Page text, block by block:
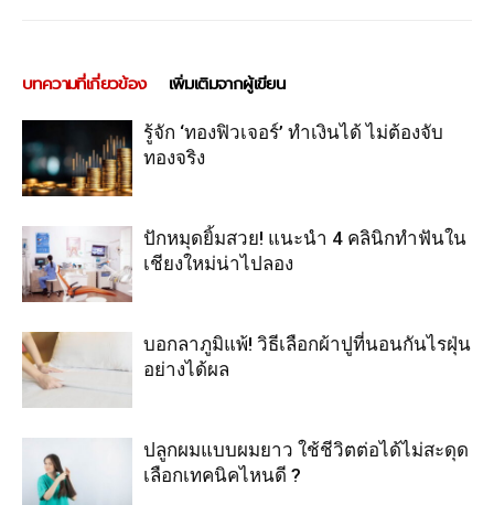
บทความที่เกี่ยวข้อง เพิ่มเติมจากผู้เขียน
รู้จัก ‘ทองฟิวเจอร์’ ทำเงินได้ ไม่ต้องจับ
ทองจริง
ปักหมุดยิ้มสวย! แนะนำ 4 คลินิกทำฟันใน
เชียงใหม่น่าไปลอง
บอกลาภูมิแพ้! วิธีเลือกผ้าปูที่นอนกันไรฝุ่น
อย่างได้ผล
ปลูกผมแบบผมยาว ใช้ชีวิตต่อได้ไม่สะดุด
เลือกเทคนิคไหนดี ?